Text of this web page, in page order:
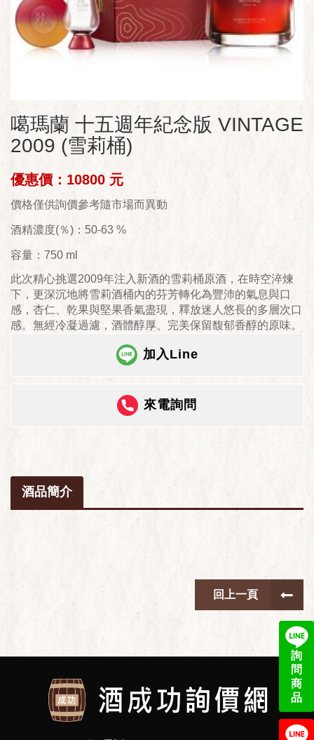
詢
問
商
品
噶瑪蘭 十五週年紀念版 VINTAGE
2009 (雪莉桶)
優惠價：10800 元
價格僅供詢價參考隨市場而異動
酒精濃度(％)：50-63 %
容量：750 ml
此次精心挑選2009年注入新酒的雪莉桶原酒，在時空淬煉
下，更深沉地將雪莉酒桶內的芬芳轉化為豐沛的氣息與口
感，杏仁、乾果與堅果香氣盡現，釋放迷人悠長的多層次口
感。無經冷凝過濾，酒體醇厚、完美保留馥郁香醇的原味。
加入Line
來電詢問
酒品簡介
回上一頁